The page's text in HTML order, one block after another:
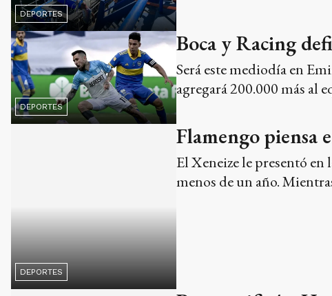
DEPORTES
DEPORTES
Boca y Racing
Será este mediodía en
agregará 200.000 más al
Flamengo piensa
El Xeneize le presentó
menos de un año.